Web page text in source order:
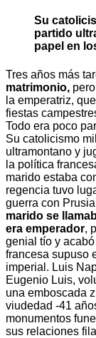
Su
partido
papel en
Tres años más
matrimonio,
la emperatriz,
fiestas
Todo era poco
Su catolicismo
ultramontano y
la política
marido estaba
regencia tuvo
guerra con
marido se
era emperador,
genial tío y
francesa supuso
imperial. Luis
Eugenio Luis,
una emboscada
viudedad -41
monumentos
sus relaciones